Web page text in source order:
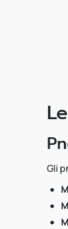
Gli